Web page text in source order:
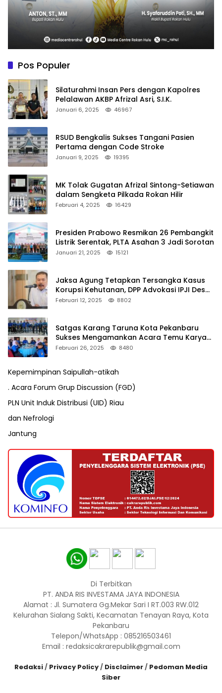
Pos Populer
Silaturahmi Insan Pers dengan Kapolres
Pelalawan AKBP Afrizal Asri, S.I.K.
Januari 6, 2025 46967
RSUD Bengkalis Sukses Tangani Pasien
Pertama dengan Code Stroke
Januari 9, 2025 19395
MK Tolak Gugatan Afrizal Sintong-Setiawan
dalam Sengketa Pilkada Rokan Hilir
Februari 4, 2025 16429
Presiden Prabowo Resmikan 26 Pembangkit
Listrik Serentak, PLTA Asahan 3 Jadi Sorotan
Januari 21, 2025 15121
Jaksa Agung Tetapkan Tersangka Kasus
Korupsi Kehutanan, DPP Advokasi IPJI Desak
Pengusutan Pajak RAPP
Februari 12, 2025 8802
Satgas Karang Taruna Kota Pekanbaru
Sukses Mengamankan Acara Temu Karya
VII Karang Taruna Pekanbaru
Februari 26, 2025 8480
Kepemimpinan Saipullah-atikah
. Acara Forum Grup Discussion (FGD)
PLN Unit Induk Distribusi (UID) Riau
dan Nefrologi
Jantung
Di Terbitkan
PT. ANDA RIS INVESTAMA JAYA INDONESIA
Alamat : Jl. Sumatera Gg.Mekar Sari I RT.003 RW.012
Kelurahan Sialang Sakti, Kecamatan Tenayan Raya, Kota
Pekanbaru
Telepon/WhatsApp : 085216503461
Email : redaksicakrarepublik@gmail.com
Redaksi/ Privacy Policy/ Disclaimer/ Pedoman Media
Siber